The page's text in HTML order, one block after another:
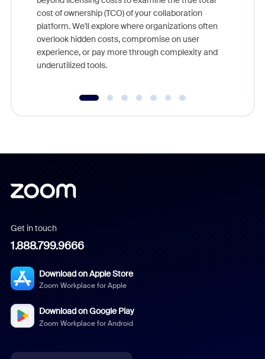
cost of ownership (TCO) of your collaboration
platform. We'll explore where organizations often
overlook hidden costs, compromise on user
experience, or pay more through complexity and
underutilized tools.
Get in touch
1.888.799.9666
Download on Apple Store
Zoom Workplace for Apple
Download on Google Play
Zoom Workplace for Android